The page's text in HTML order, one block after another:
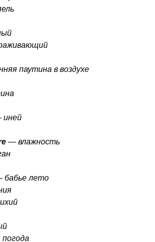
паутина в воздухе
— влажность
бабье лето